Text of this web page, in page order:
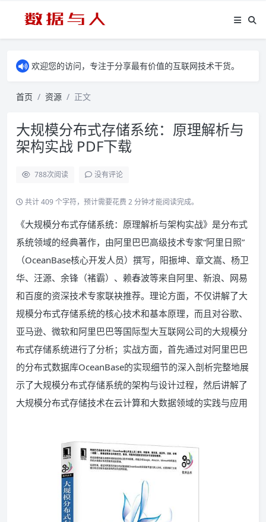
欢迎您的访问，专注于分享最有价值的互联网技术干货。
首页 资源 正文
大规模分布式存储系统：原理解析与
架构实战 PDF下载
788次阅读 没有评论
共计 409 个字符，预计需要花费 2 分钟才能阅读完成。
《大规模分布式存储系统：原理解析与架构实战》是分布式
系统领域的经典著作，由阿里巴巴高级技术专家“阿里日照”
（OceanBase核心开发人员）撰写，阳振坤、章文嵩、杨卫
华、汪源、余锋（褚霸）、赖春波等来自阿里、新浪、网易
和百度的资深技术专家联袂推荐。理论方面，不仅讲解了大
规模分布式存储系统的核心技术和基本原理，而且对谷歌、
亚马逊、微软和阿里巴巴等国际型大互联网公司的大规模分
布式存储系统进行了分析；实战方面，首先通过对阿里巴巴
的分布式数据库OceanBase的实现细节的深入剖析完整地展
示了大规模分布式存储系统的架构与设计过程，然后讲解了
大规模分布式存储技术在云计算和大数据领域的实践与应用